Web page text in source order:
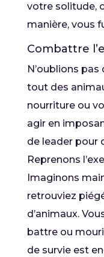
votre solitude,
manière, vous
Combattre
N’oublions
tout des
nourriture ou
agir en
de leader pour
Reprenons
Imaginons
retrouviez
d’animaux.
battre ou
de survie est